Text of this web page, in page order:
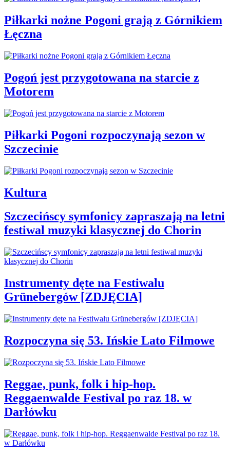
Piłkarki nożne Pogoni grają z Górnikiem
Łęczna
Pogoń jest przygotowana na starcie z
Motorem
Piłkarki Pogoni rozpoczynają sezon w
Szczecinie
Kultura
Szczecińscy symfonicy zapraszają na letni
festiwal muzyki klasycznej do Chorin
Instrumenty dęte na Festiwalu
Grünebergów [ZDJĘCIA]
Rozpoczyna się 53. Ińskie Lato Filmowe
Reggae, punk, folk i hip-hop.
Reggaenwalde Festival po raz 18. w
Darłówku